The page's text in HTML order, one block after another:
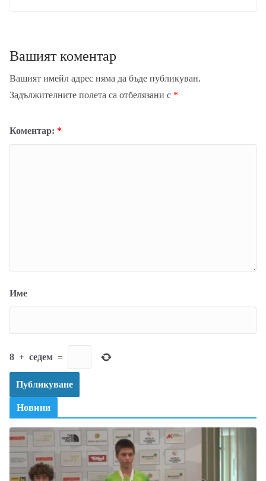
Вашият коментар
Вашият имейл адрес няма да бъде публикуван.
Задължителните полета са отбелязани с *
Коментар: *
Име
8 + седем =
Новини